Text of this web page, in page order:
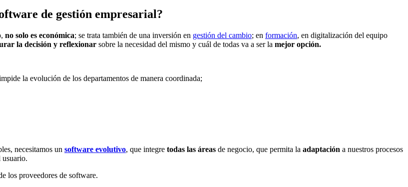
de gestión empresarial?
no solo es económica; se trata también de una inversión en gestión del cambio; en formación, en digitalización del equipo
la decisión y reflexionar sobre la necesidad del mismo y cuál de todas va a ser la mejor opción.
la evolución de los departamentos de manera coordinada;
necesitamos un software evolutivo, que integre todas las áreas de negocio, que permita la adaptación a nuestros procesos
usuario.
los proveedores de software.